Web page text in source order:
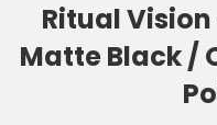
Ritual
Matte Black /